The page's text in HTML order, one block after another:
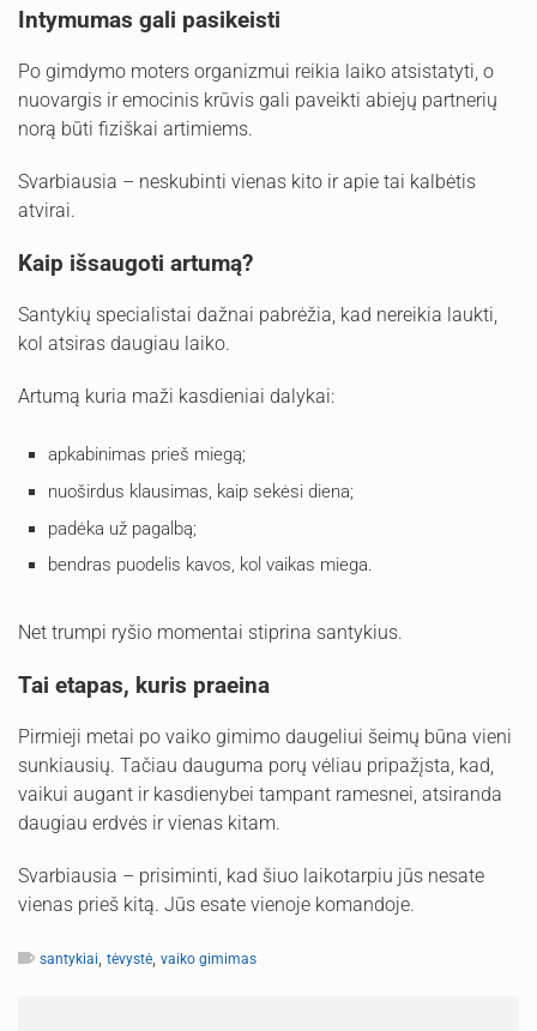
Intymumas gali pasikeisti
Po gimdymo moters organizmui reikia laiko atsistatyti, o
nuovargis ir emocinis krūvis gali paveikti abiejų partnerių
norą būti fiziškai artimiems.
Svarbiausia – neskubinti vienas kito ir apie tai kalbėtis
atvirai.
Kaip išsaugoti artumą?
Santykių specialistai dažnai pabrėžia, kad nereikia laukti,
kol atsiras daugiau laiko.
Artumą kuria maži kasdieniai dalykai:
apkabinimas prieš miegą;
nuoširdus klausimas, kaip sekėsi diena;
padėka už pagalbą;
bendras puodelis kavos, kol vaikas miega.
Net trumpi ryšio momentai stiprina santykius.
Tai etapas, kuris praeina
Pirmieji metai po vaiko gimimo daugeliui šeimų būna vieni
sunkiausių. Tačiau dauguma porų vėliau pripažįsta, kad,
vaikui augant ir kasdienybei tampant ramesnei, atsiranda
daugiau erdvės ir vienas kitam.
Svarbiausia – prisiminti, kad šiuo laikotarpiu jūs nesate
vienas prieš kitą. Jūs esate vienoje komandoje.
santykiai, tėvystė, vaiko gimimas